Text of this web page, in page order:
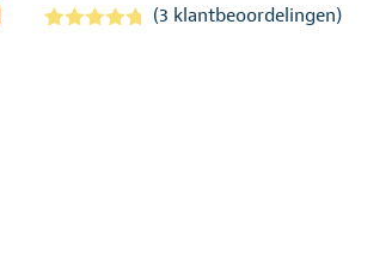
(3 klantbeoordelingen)